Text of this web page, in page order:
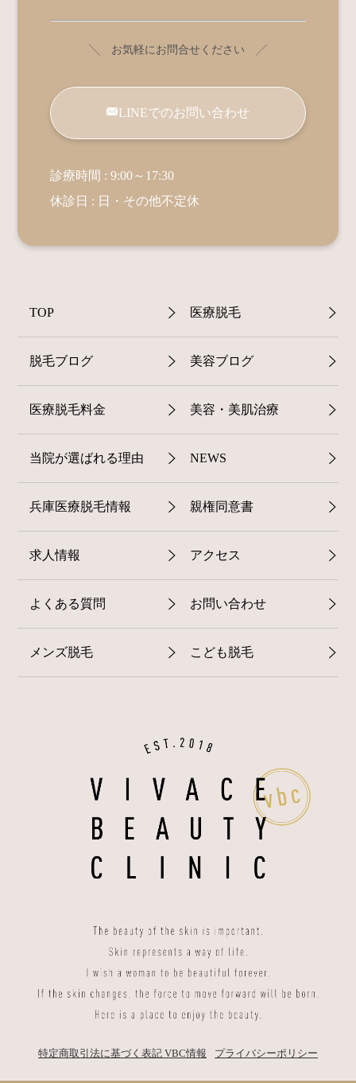
TOP 医療脱毛
脱毛ブログ 美容ブログ
医療脱毛料金 美容・美肌治療
当院が選ばれる理由 NEWS
兵庫医療脱毛情報 親権同意書
求人情報 アクセス
よくある質問 お問い合わせ
メンズ脱毛 こども脱毛
╲ お気軽にお問合せください ╱
LINEでのお問い合わせ
診療時間 : 9:00～17:30
休診日 : 日・その他不定休
特定商取引法に基づく表記 VBC情報 プライバシーポリシー